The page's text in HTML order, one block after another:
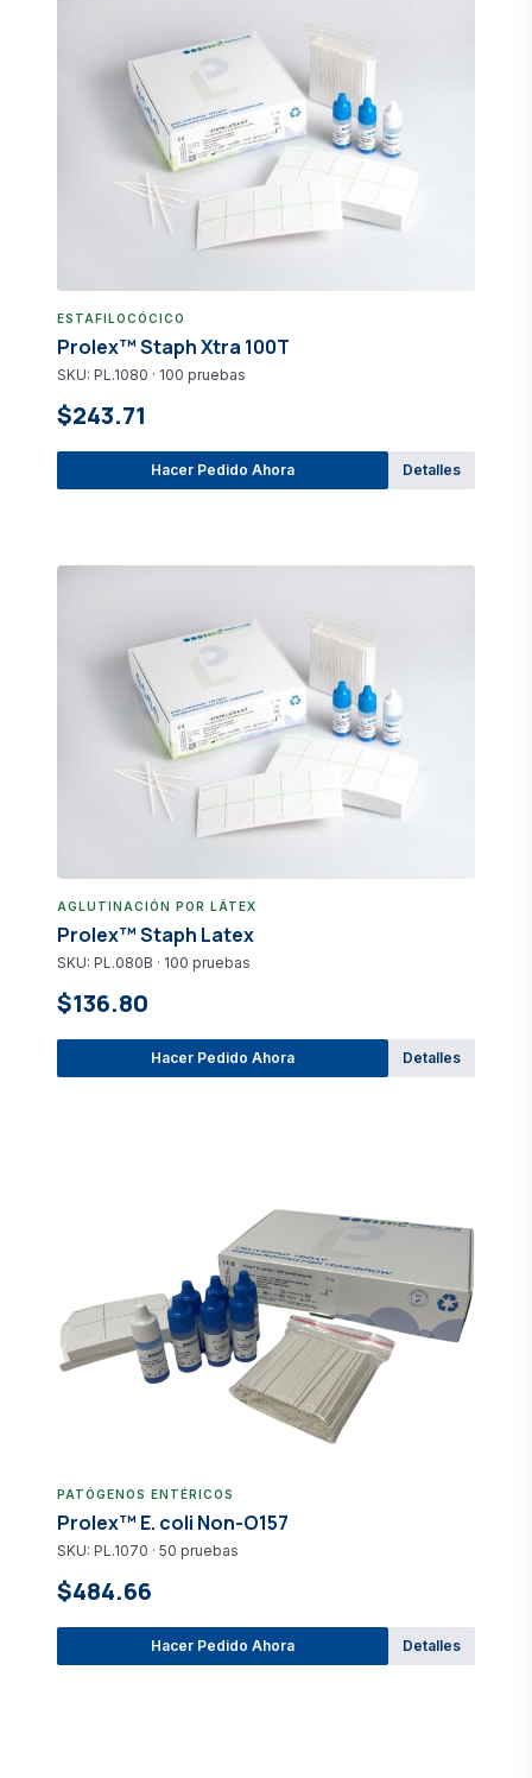
ESTAFILOCÓCICO
Prolex™ Staph Xtra 100T
SKU: PL.1080 · 100 pruebas
$243.71
Hacer Pedido Ahora Detalles
AGLUTINACIÓN POR LÁTEX
Prolex™ Staph Latex
SKU: PL.080B · 100 pruebas
$136.80
Hacer Pedido Ahora Detalles
PATÓGENOS ENTÉRICOS
Prolex™ E. coli Non-O157
SKU: PL.1070 · 50 pruebas
$484.66
Hacer Pedido Ahora Detalles